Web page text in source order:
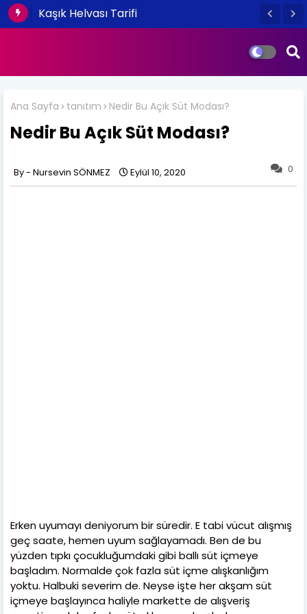
Kaşık Helvası Tarifi
Ana Sayfa tanıtım Nedir Bu Açık Süt Modası?
Nedir Bu Açık Süt Modası?
0
Nursevin SÖNMEZ Eylül 10, 2020
Erken uyumayı deniyorum bir süredir. E tabi vücut alışmış
geç saate, hemen uyum sağlayamadı. Ben de bu
yüzden tıpkı çocukluğumdaki gibi ballı süt içmeye
başladım. Normalde çok fazla süt içme alışkanlığım
yoktu. Halbuki severim de. Neyse işte her akşam süt
içmeye başlayınca haliyle markette de alışveriş